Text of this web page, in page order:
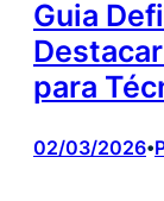
Guia
para
02/03/2026•